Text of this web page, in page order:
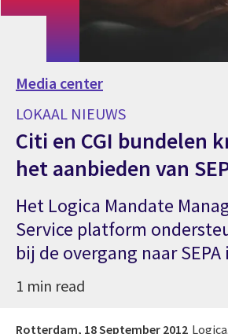
Media center
LOKAAL NIEUWS
Citi en CGI bundelen
het aanbieden van
Het Logica Mandate
Service platform
bij de overgang naar SEPA
1 min read
Rotterdam, 18 September 2012